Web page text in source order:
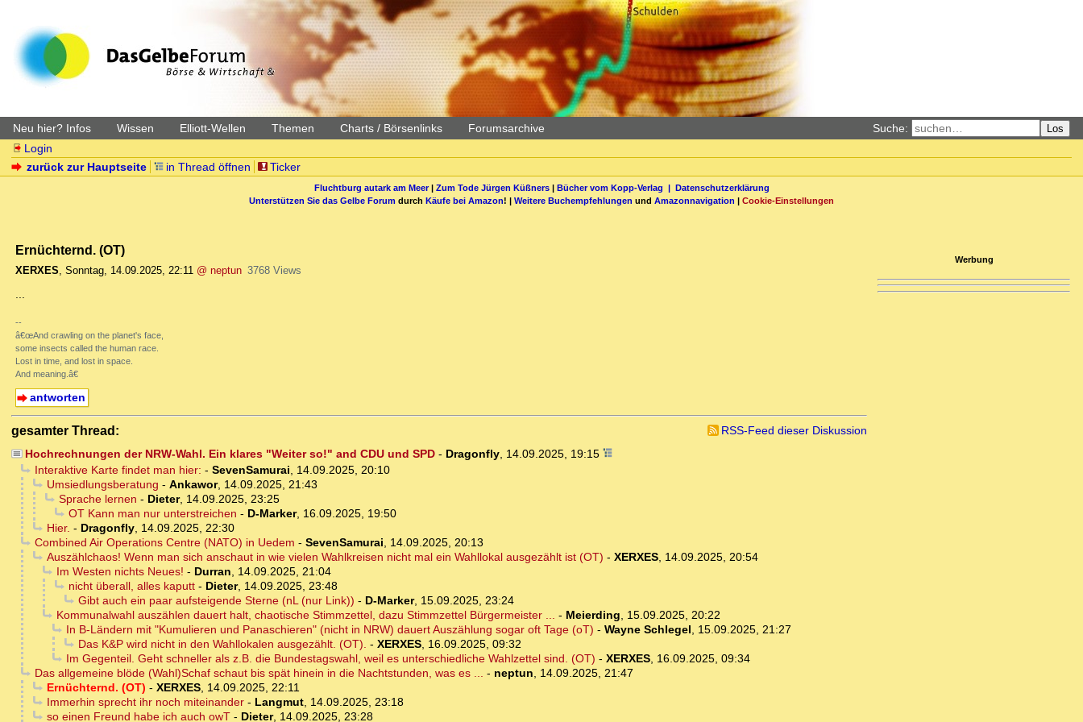
Neu hier? Infos Wissen Elliott-Wellen Themen Charts / Börsenlinks Forumsarchive Suche: Los
Login
zurück zur Hauptseite
in Thread öffnen Ticker
Fluchtburg autark am Meer| Zum Tode Jürgen Küßners| Bücher vom Kopp-Verlag | Datenschutzerklärung
Unterstützen Sie das Gelbe Forum durch Käufe bei Amazon! | Weitere Buchempfehlungen und Amazonnavigation | Cookie-Einstellungen
Ernüchternd. (OT)
XERXES, Sonntag, 14.09.2025, 22:11 @ neptun 3768 Views
...
--
â€œAnd crawling on the planet's face,
some insects called the human race.
Lost in time, and lost in space.
And meaning.â€
antworten
gesamter Thread:
RSS-Feed dieser Diskussion
Hochrechnungen der NRW-Wahl. Ein klares "Weiter so!" and CDU und SPD- Dragonfly, 14.09.2025, 19:15
Interaktive Karte findet man hier: - SevenSamurai, 14.09.2025, 20:10
Umsiedlungsberatung - Ankawor, 14.09.2025, 21:43
Sprache lernen - Dieter, 14.09.2025, 23:25
OT Kann man nur unterstreichen - D-Marker, 16.09.2025, 19:50
Hier. - Dragonfly, 14.09.2025, 22:30
Combined Air Operations Centre (NATO) in Uedem - SevenSamurai, 14.09.2025, 20:13
Auszählchaos! Wenn man sich anschaut in wie vielen Wahlkreisen nicht mal ein Wahllokal ausgezählt ist (OT) - XERXES, 14.09.2025, 20:54
Im Westen nichts Neues! - Durran, 14.09.2025, 21:04
nicht überall, alles kaputt- Dieter, 14.09.2025, 23:48
Gibt auch ein paar aufsteigende Sterne (nL (nur Link)) - D-Marker, 15.09.2025, 23:24
Kommunalwahl auszählen dauert halt, chaotische Stimmzettel, dazu Stimmzettel Bürgermeister ... - Meierding, 15.09.2025, 20:22
In B-Ländern mit "Kumulieren und Panaschieren" (nicht in NRW) dauert Auszählung sogar oft Tage (oT) - Wayne Schlegel, 15.09.2025, 21:27
Das K&P wird nicht in den Wahllokalen ausgezählt. (OT). - XERXES, 16.09.2025, 09:32
Im Gegenteil. Geht schneller als z.B. die Bundestagswahl, weil es unterschiedliche Wahlzettel sind. (OT) - XERXES, 16.09.2025, 09:34
Das allgemeine blöde (Wahl)Schaf schaut bis spät hinein in die Nachtstunden, was es ... - neptun, 14.09.2025, 21:47
Ernüchternd. (OT) - XERXES, 14.09.2025, 22:11
Immerhin sprecht ihr noch miteinander- Langmut, 14.09.2025, 23:18
so einen Freund habe ich auch owT- Dieter, 14.09.2025, 23:28
Werbung